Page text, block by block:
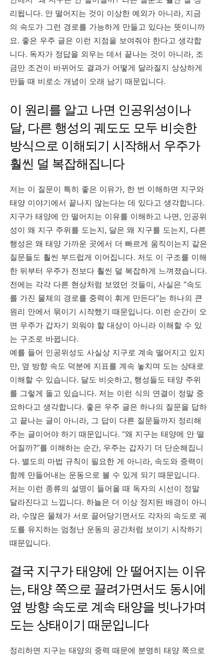
리됩니다. 안 떨어지는 것이 이상한 예외가 아니라, 지금
의 속도가 그런 경로를 가능하게 만들고 있다는 뜻이니까
요. 좋은 우주 글은 이런 지점을 보여줘야 한다고 생각합
니다. 독자가 정답을 외우는 데서 끝나는 것이 아니라, 조
금만 조건이 바뀌어도 결과가 어떻게 달라질지 상상하게
만들 때 비로소 개념이 오래 남기 때문입니다.
이 원리를 알고 나면 인공위성이나
달, 다른 행성의 궤도도 모두 비슷한
방식으로 이해되기 시작해서 우주가
훨씬 덜 복잡해집니다
저는 이 질문이 특히 좋은 이유가, 한 번 이해하면 지구와
태양 이야기에서 끝나지 않는다는 데 있다고 생각합니다.
지구가 태양에 안 떨어지는 이유를 이해하고 나면, 인공위
성이 왜 지구 주위를 도는지, 달은 왜 지구를 도는지, 다른
행성은 왜 태양 가까운 곳에서 더 빠르게 움직이는지 같은
질문들도 훨씬 부드럽게 이어집니다. 저도 이 구조를 이해
한 뒤부터 우주가 전보다 훨씬 덜 복잡하게 느껴졌습니다.
전에는 각각 다른 현상처럼 보였던 것들이, 사실은 “속도
를 가진 물체의 경로를 중력이 휘게 만든다”는 하나의 큰
원리 안에서 묶이기 시작했기 때문입니다. 이런 순간이 오
면 우주가 갑자기 외워야 할 대상이 아니라 이해할 수 있
는 구조로 바뀝니다.
예를 들어 인공위성도 사실상 지구로 계속 떨어지고 있지
만, 옆 방향 속도 덕분에 지표를 계속 놓치며 도는 상태로
이해할 수 있습니다. 달도 비슷하고, 행성들도 태양 주위
를 그렇게 돌고 있습니다. 저는 이런 식의 연결이 정말 중
요하다고 생각합니다. 좋은 우주 글은 하나의 질문을 답하
고 끝나는 글이 아니라, 그 답이 다른 질문들까지 정리해
주는 글이어야 하기 때문입니다. “왜 지구는 태양에 안 떨
어질까?”를 이해하는 순간, 우주는 갑자기 더 단순해집니
다. 별도의 마법 규칙이 필요한 게 아니라, 속도와 중력이
함께 만들어내는 운동으로 볼 수 있게 되기 때문입니다.
저는 이런 종류의 설명이 들어올 때 독자의 시선이 정말
달라진다고 느낍니다. 하늘은 더 이상 정지된 배경이 아니
라, 수많은 물체가 서로 끌어당기면서도 각자의 속도로 궤
도를 유지하는 엄청난 운동의 공간처럼 보이기 시작하기
때문입니다.
결국 지구가 태양에 안 떨어지는 이유
는, 태양 쪽으로 끌려가면서도 동시에
옆 방향 속도로 계속 태양을 빗나가며
도는 상태이기 때문입니다
정리하면 지구는 태양의 중력 때문에 분명히 태양 쪽으로